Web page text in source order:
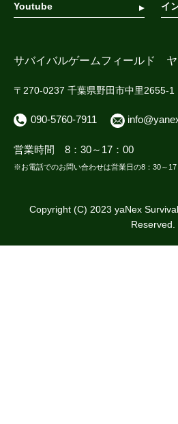
サバイバルゲームフィールド ヤ
〒270-0237 千葉県野田市中里2655-1
090-5760-7911
営業時間 8：30～17：00
※お電話でのお問い合わせは営業日の8：30～17
Youtube イ
Copyright (C) 2023 yaNex
Reserved.